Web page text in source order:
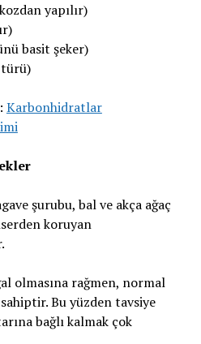
yapılır)
basit şeker)
Karbonhidratlar
şurubu, bal ve akça ağaç
koruyan
olmasına rağmen, normal
Bu yüzden tavsiye
bağlı kalmak çok